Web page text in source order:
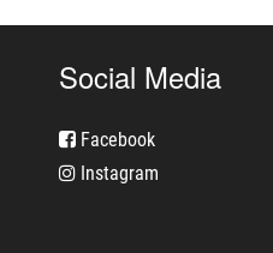
Social Media
Facebook
Instagram